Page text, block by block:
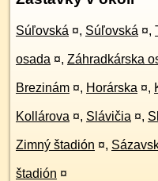
Súľovská ¤, Súľovská ¤,
osada ¤, Záhradkárska
Brezinám ¤, Horárska ¤,
Kollárova ¤, Slávičia ¤,
Zimný štadión ¤,
štadión ¤